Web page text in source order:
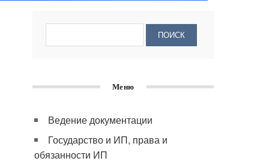
Меню
Ведение документации
Государство и ИП, права и
обязанности ИП